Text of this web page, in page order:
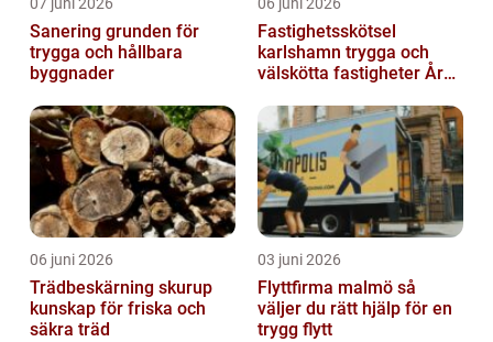
Sanering grunden för
trygga och hållbara
byggnader
Fastighetsskötsel
karlshamn trygga och
välskötta fastigheter Året
06 juni 2026
Trädbeskärning skurup
kunskap för friska och
säkra träd
03 juni 2026
Flyttfirma malmö så
väljer du rätt hjälp för en
trygg flytt